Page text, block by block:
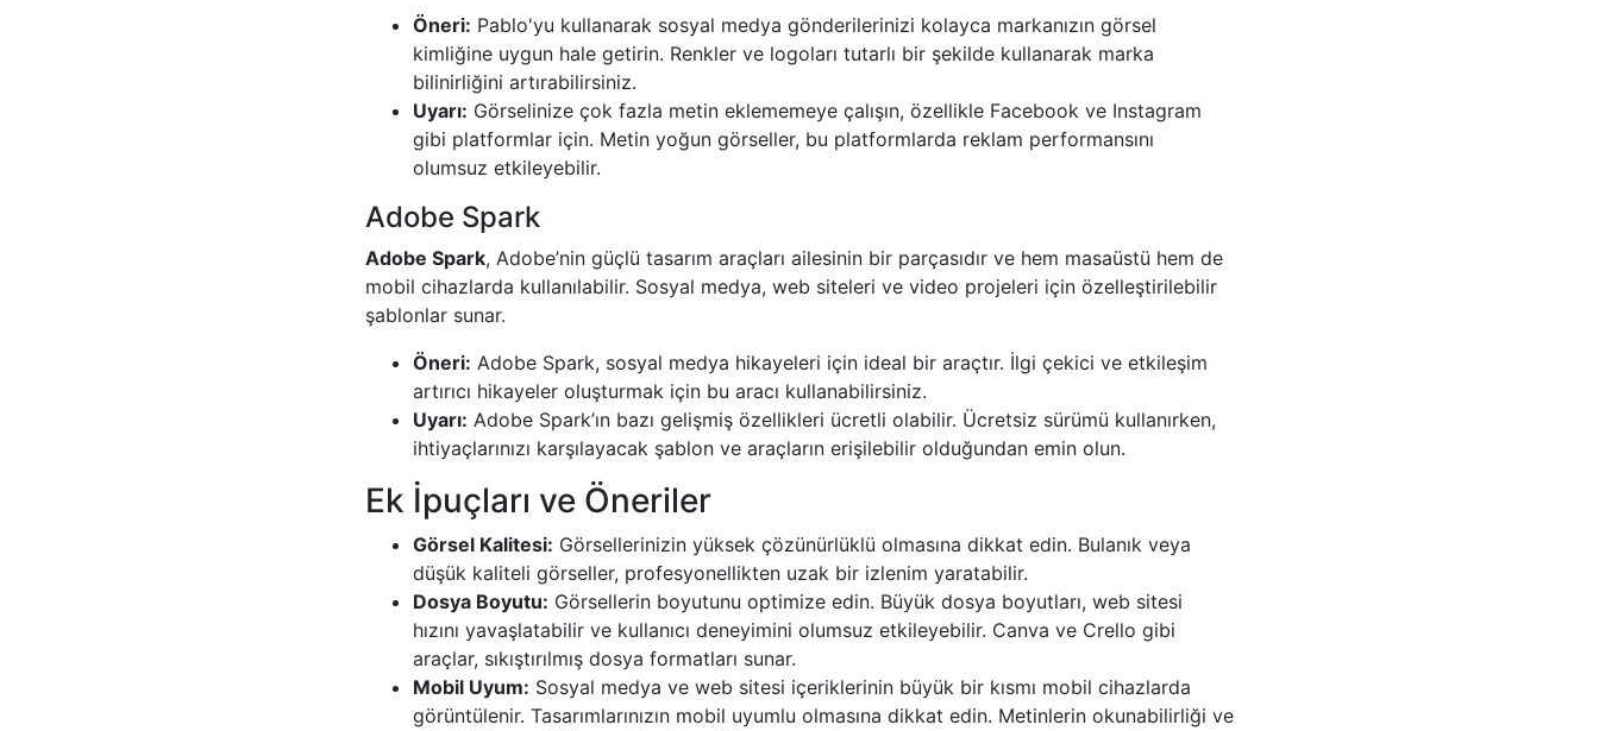
Öneri: Pablo'yu kullanarak sosyal medya gönderilerinizi kolayca markanızın görsel
kimliğine uygun hale getirin. Renkler ve logoları tutarlı bir şekilde kullanarak marka
bilinirliğini artırabilirsiniz.
Uyarı: Görselinize çok fazla metin eklememeye çalışın, özellikle Facebook ve Instagram
gibi platformlar için. Metin yoğun görseller, bu platformlarda reklam performansını
olumsuz etkileyebilir.
Adobe Spark
Adobe Spark, Adobe’nin güçlü tasarım araçları ailesinin bir parçasıdır ve hem masaüstü hem de
mobil cihazlarda kullanılabilir. Sosyal medya, web siteleri ve video projeleri için özelleştirilebilir
şablonlar sunar.
Öneri: Adobe Spark, sosyal medya hikayeleri için ideal bir araçtır. İlgi çekici ve etkileşim
artırıcı hikayeler oluşturmak için bu aracı kullanabilirsiniz.
Uyarı: Adobe Spark’ın bazı gelişmiş özellikleri ücretli olabilir. Ücretsiz sürümü kullanırken,
ihtiyaçlarınızı karşılayacak şablon ve araçların erişilebilir olduğundan emin olun.
Ek İpuçları ve Öneriler
Görsel Kalitesi: Görsellerinizin yüksek çözünürlüklü olmasına dikkat edin. Bulanık veya
düşük kaliteli görseller, profesyonellikten uzak bir izlenim yaratabilir.
Dosya Boyutu: Görsellerin boyutunu optimize edin. Büyük dosya boyutları, web sitesi
hızını yavaşlatabilir ve kullanıcı deneyimini olumsuz etkileyebilir. Canva ve Crello gibi
araçlar, sıkıştırılmış dosya formatları sunar.
Mobil Uyum: Sosyal medya ve web sitesi içeriklerinin büyük bir kısmı mobil cihazlarda
görüntülenir. Tasarımlarınızın mobil uyumlu olmasına dikkat edin. Metinlerin okunabilirliği ve